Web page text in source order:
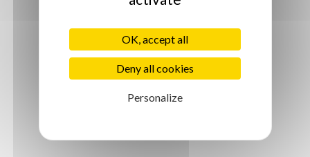
OK, accept all
Deny all cookies
Personalize